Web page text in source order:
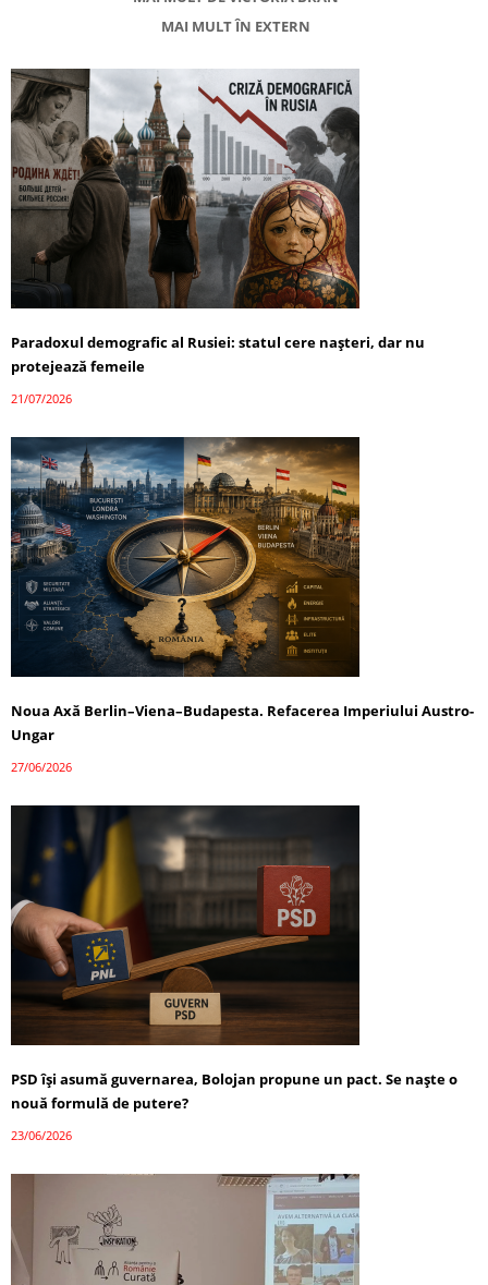
MAI MULT ÎN EXTERN
Paradoxul demografic al Rusiei: statul cere nașteri, dar nu
protejează femeile
21/07/2026
Noua Axă Berlin–Viena–Budapesta. Refacerea Imperiului Austro-
Ungar
27/06/2026
PSD își asumă guvernarea, Bolojan propune un pact. Se naște o
nouă formulă de putere?
23/06/2026